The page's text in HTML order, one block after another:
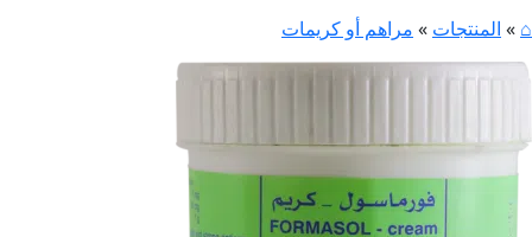
⌂
» المنتجات » مراهم أو كريمات